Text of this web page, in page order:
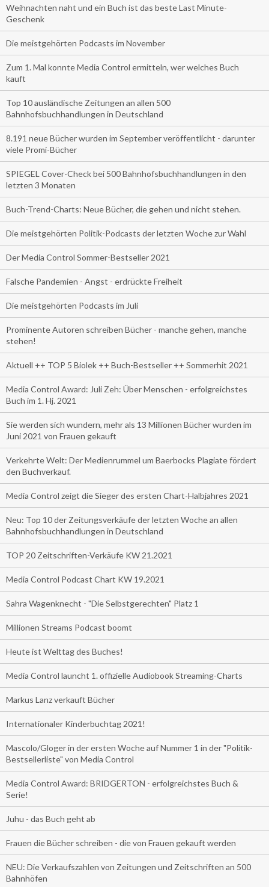
Weihnachten naht und ein Buch ist das beste Last Minute-
Geschenk
Die meistgehörten Podcasts im November
Zum 1. Mal konnte Media Control ermitteln, wer welches Buch
kauft
Top 10 ausländische Zeitungen an allen 500
Bahnhofsbuchhandlungen in Deutschland
8.191 neue Bücher wurden im September veröffentlicht - darunter
viele Promi-Bücher
SPIEGEL Cover-Check bei 500 Bahnhofsbuchhandlungen in den
letzten 3 Monaten
Buch-Trend-Charts: Neue Bücher, die gehen und nicht stehen.
Die meistgehörten Politik-Podcasts der letzten Woche zur Wahl
Der Media Control Sommer-Bestseller 2021
Falsche Pandemien - Angst - erdrückte Freiheit
Die meistgehörten Podcasts im Juli
Prominente Autoren schreiben Bücher - manche gehen, manche
stehen!
Aktuell ++ TOP 5 Biolek ++ Buch-Bestseller ++ Sommerhit 2021
Media Control Award: Juli Zeh: Über Menschen - erfolgreichstes
Buch im 1. Hj. 2021
Sie werden sich wundern, mehr als 13 Millionen Bücher wurden im
Juni 2021 von Frauen gekauft
Verkehrte Welt: Der Medienrummel um Baerbocks Plagiate fördert
den Buchverkauf.
Media Control zeigt die Sieger des ersten Chart-Halbjahres 2021
Neu: Top 10 der Zeitungsverkäufe der letzten Woche an allen
Bahnhofsbuchhandlungen in Deutschland
TOP 20 Zeitschriften-Verkäufe KW 21.2021
Media Control Podcast Chart KW 19.2021
Sahra Wagenknecht - "Die Selbstgerechten" Platz 1
Millionen Streams Podcast boomt
Heute ist Welttag des Buches!
Media Control launcht 1. offizielle Audiobook Streaming-Charts
Markus Lanz verkauft Bücher
Internationaler Kinderbuchtag 2021!
Mascolo/Gloger in der ersten Woche auf Nummer 1 in der "Politik-
Bestsellerliste" von Media Control
Media Control Award: BRIDGERTON - erfolgreichstes Buch &
Serie!
Juhu - das Buch geht ab
Frauen die Bücher schreiben - die von Frauen gekauft werden
NEU: Die Verkaufszahlen von Zeitungen und Zeitschriften an 500
Bahnhöfen